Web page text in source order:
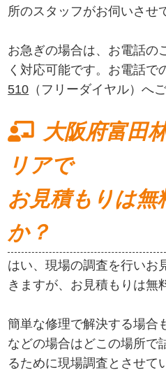
所のスタッフがお伺いさせ
お急ぎの場合は、お電話の
く対応可能です。お電話で
510 （フリーダイヤル）へ
大阪府富田
リアで
お見積もりは無
か？
はい、現場の調査を行いお
きますが、お見積もりは無
簡単な修理で解決する場合
などの場合はどこの場所で
るために現場調査とさせて